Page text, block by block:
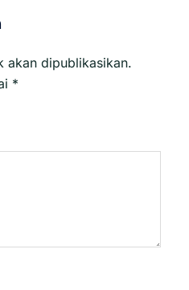
akan dipublikasikan.
*